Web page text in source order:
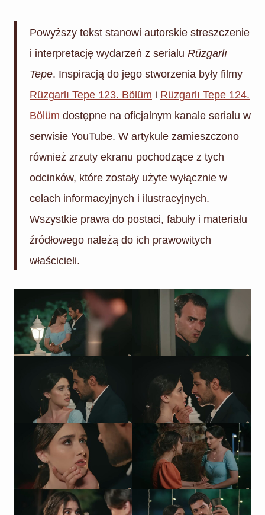
Powyższy tekst stanowi autorskie streszczenie
i interpretację wydarzeń z serialu Rüzgarlı
Tepe. Inspiracją do jego stworzenia były filmy
Rüzgarlı Tepe 123. Bölüm i Rüzgarlı Tepe 124.
Bölüm dostępne na oficjalnym kanale serialu w
serwisie YouTube. W artykule zamieszczono
również zrzuty ekranu pochodzące z tych
odcinków, które zostały użyte wyłącznie w
celach informacyjnych i ilustracyjnych.
Wszystkie prawa do postaci, fabuły i materiału
źródłowego należą do ich prawowitych
właścicieli.